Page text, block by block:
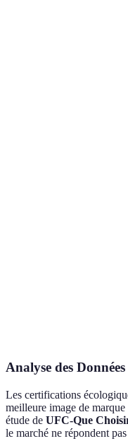
Analyse des
Les certifications
meilleure image de
étude de UFC-Que
le marché ne répondent